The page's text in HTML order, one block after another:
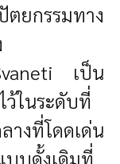
ยกรรมทาง
เป็น
ว้ในระดับที่
างที่โดดเด่น
บดั้งเดิมที่